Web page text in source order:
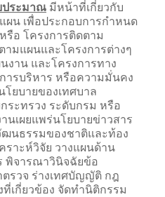
ประมาณ มีหน้าที่เกี่ยวกับ
ผน เพื่อประกอบการกำหนด
รือ โครงการติดตาม
ามแผนและโครงการต่างๆ
งาน และโครงการทาง
ารบริหาร หรือความมั่นคง
โยบายของเทศบาล
ระทรวง ระดับกรม หรือ
นเผยแพร่นโยบายข่าวสาร
ฒนธรรมของชาติและท้อง
ราะห์วิจัย วางแผนด้าน
พิจารณาวินิจฉัยข้อ
รวจ ร่างเทศบัญญัติ กฎ
เกี่ยวข้อง จัดทำนิติกรรม